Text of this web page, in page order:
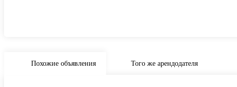
Похожие объявления Того же арендодателя